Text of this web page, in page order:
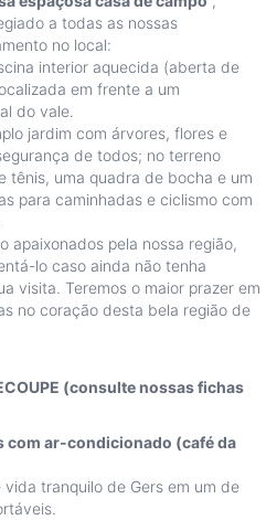
a todas as nossas
no local:
interior aquecida (aberta de
em frente a um
do vale.
jardim com árvores, flores e
de todos; no terreno
tênis, uma quadra de bocha e um
para caminhadas e ciclismo com
apaixonados pela nossa região,
lo caso ainda não tenha
visita. Teremos o maior prazer em
no coração desta bela região de
(consulte nossas fichas
com ar-condicionado (café da
tranquilo de Gers em um de